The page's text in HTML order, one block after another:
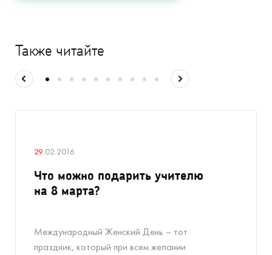
Также читайте
29.02.2016
Что можно подарить учителю
на 8 марта?
Международный Женский День – тот
праздник, который при всем желании